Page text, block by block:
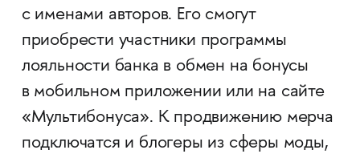
с именами авторов. Его смогут
приобрести участники программы
лояльности банка в обмен на бонусы
в мобильном приложении или на сайте
«Мультибонуса». К продвижению мерча
подключатся и блогеры из сферы моды,